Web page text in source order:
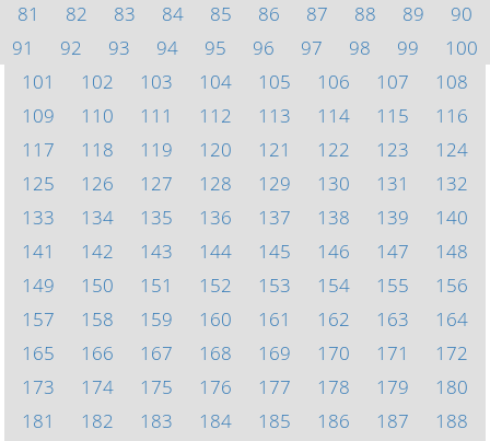
81
82 83 84 85 86 87 88 89
90
91
92 93 94 95 96 97 98 99
100
101
102 103 104 105 106 107
108
109
110 111 112 113 114 115
116
117
118 119 120 121 122 123
124
125
126 127 128 129 130 131
132
133
134 135 136 137 138 139
140
141
142 143 144 145 146 147
148
149
150 151 152 153 154 155
156
157
158 159 160 161 162 163
164
165
166 167 168 169 170 171
172
173
174 175 176 177 178 179
180
181
182 183 184 185 186 187
188